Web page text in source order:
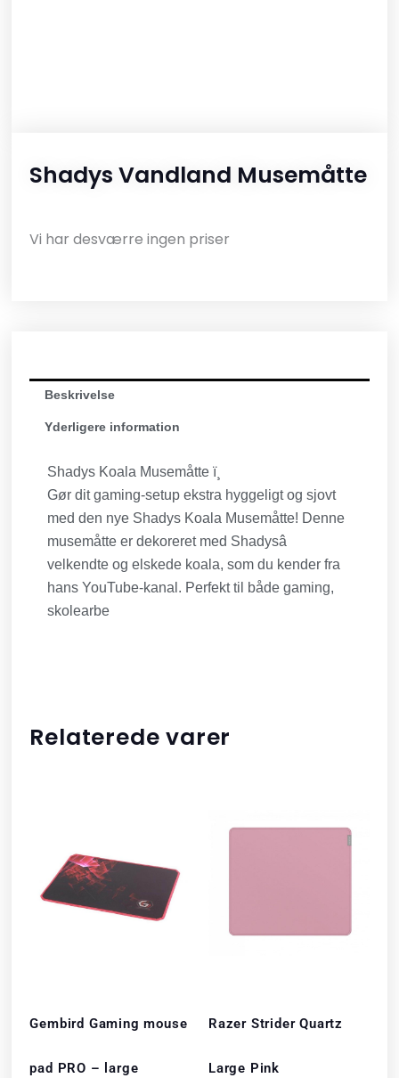
Shadys Vandland Musemåtte
Vi har desværre ingen priser
Beskrivelse
Yderligere information
Shadys Koala Musemåtte ï¸
Gør dit gaming-setup ekstra hyggeligt og sjovt
med den nye Shadys Koala Musemåtte! Denne
musemåtte er dekoreret med Shadysâ
velkendte og elskede koala, som du kender fra
hans YouTube-kanal. Perfekt til både gaming,
skolearbe
Relaterede varer
Gembird Gaming mouse
pad PRO – large
Razer Strider Quartz
Large Pink